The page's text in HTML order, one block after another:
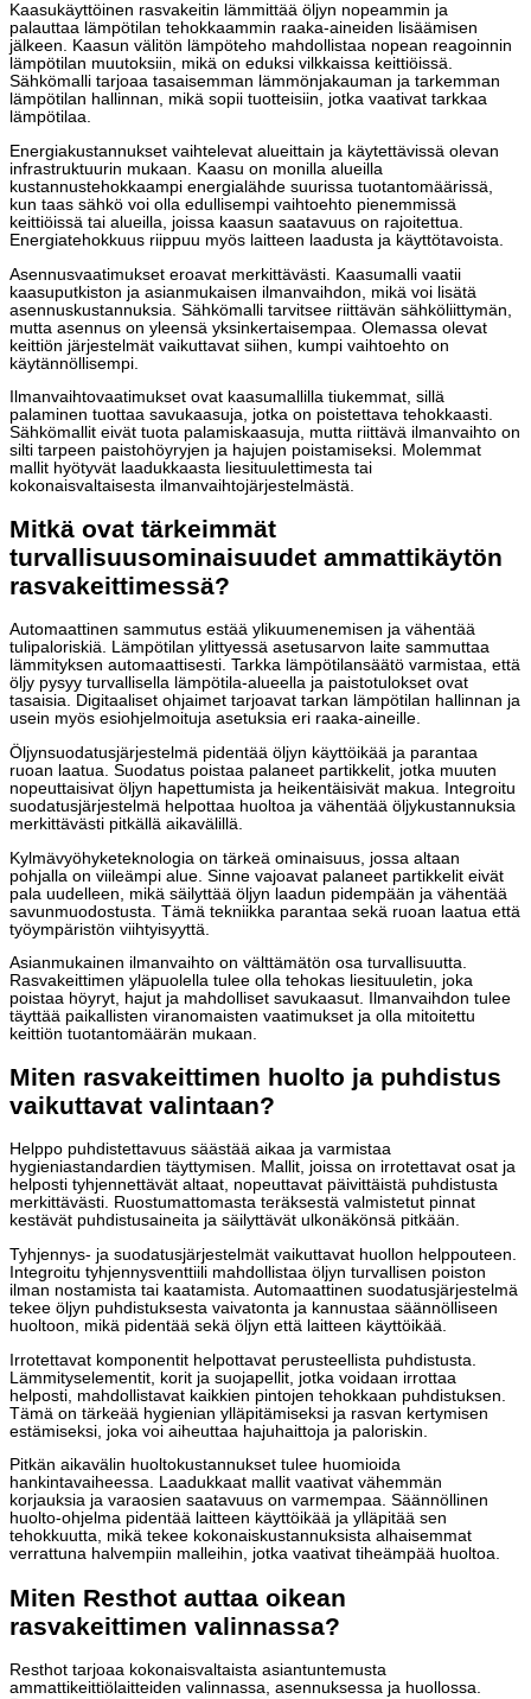
Kaasukäyttöinen rasvakeitin lämmittää öljyn nopeammin ja
palauttaa lämpötilan tehokkaammin raaka-aineiden lisäämisen
jälkeen. Kaasun välitön lämpöteho mahdollistaa nopean reagoinnin
lämpötilan muutoksiin, mikä on eduksi vilkkaissa keittiöissä.
Sähkömalli tarjoaa tasaisemman lämmönjakauman ja tarkemman
lämpötilan hallinnan, mikä sopii tuotteisiin, jotka vaativat tarkkaa
lämpötilaa.
Energiakustannukset vaihtelevat alueittain ja käytettävissä olevan
infrastruktuurin mukaan. Kaasu on monilla alueilla
kustannustehokkaampi energialähde suurissa tuotantomäärissä,
kun taas sähkö voi olla edullisempi vaihtoehto pienemmissä
keittiöissä tai alueilla, joissa kaasun saatavuus on rajoitettua.
Energiatehokkuus riippuu myös laitteen laadusta ja käyttötavoista.
Asennusvaatimukset eroavat merkittävästi. Kaasumalli vaatii
kaasuputkiston ja asianmukaisen ilmanvaihdon, mikä voi lisätä
asennuskustannuksia. Sähkömalli tarvitsee riittävän sähköliittymän,
mutta asennus on yleensä yksinkertaisempaa. Olemassa olevat
keittiön järjestelmät vaikuttavat siihen, kumpi vaihtoehto on
käytännöllisempi.
Ilmanvaihtovaatimukset ovat kaasumallilla tiukemmat, sillä
palaminen tuottaa savukaasuja, jotka on poistettava tehokkaasti.
Sähkömallit eivät tuota palamiskaasuja, mutta riittävä ilmanvaihto on
silti tarpeen paistohöyryjen ja hajujen poistamiseksi. Molemmat
mallit hyötyvät laadukkaasta liesituulettimesta tai
kokonaisvaltaisesta ilmanvaihtojärjestelmästä.
Mitkä ovat tärkeimmät
turvallisuusominaisuudet ammattikäytön
rasvakeittimessä?
Automaattinen sammutus estää ylikuumenemisen ja vähentää
tulipaloriskiä. Lämpötilan ylittyessä asetusarvon laite sammuttaa
lämmityksen automaattisesti. Tarkka lämpötilansäätö varmistaa, että
öljy pysyy turvallisella lämpötila-alueella ja paistotulokset ovat
tasaisia. Digitaaliset ohjaimet tarjoavat tarkan lämpötilan hallinnan ja
usein myös esiohjelmoituja asetuksia eri raaka-aineille.
Öljynsuodatusjärjestelmä pidentää öljyn käyttöikää ja parantaa
ruoan laatua. Suodatus poistaa palaneet partikkelit, jotka muuten
nopeuttaisivat öljyn hapettumista ja heikentäisivät makua. Integroitu
suodatusjärjestelmä helpottaa huoltoa ja vähentää öljykustannuksia
merkittävästi pitkällä aikavälillä.
Kylmävyöhyketeknologia on tärkeä ominaisuus, jossa altaan
pohjalla on viileämpi alue. Sinne vajoavat palaneet partikkelit eivät
pala uudelleen, mikä säilyttää öljyn laadun pidempään ja vähentää
savunmuodostusta. Tämä tekniikka parantaa sekä ruoan laatua että
työympäristön viihtyisyyttä.
Asianmukainen ilmanvaihto on välttämätön osa turvallisuutta.
Rasvakeittimen yläpuolella tulee olla tehokas liesituuletin, joka
poistaa höyryt, hajut ja mahdolliset savukaasut. Ilmanvaihdon tulee
täyttää paikallisten viranomaisten vaatimukset ja olla mitoitettu
keittiön tuotantomäärän mukaan.
Miten rasvakeittimen huolto ja puhdistus
vaikuttavat valintaan?
Helppo puhdistettavuus säästää aikaa ja varmistaa
hygieniastandardien täyttymisen. Mallit, joissa on irrotettavat osat ja
helposti tyhjennettävät altaat, nopeuttavat päivittäistä puhdistusta
merkittävästi. Ruostumattomasta teräksestä valmistetut pinnat
kestävät puhdistusaineita ja säilyttävät ulkonäkönsä pitkään.
Tyhjennys- ja suodatusjärjestelmät vaikuttavat huollon helppouteen.
Integroitu tyhjennysventtiili mahdollistaa öljyn turvallisen poiston
ilman nostamista tai kaatamista. Automaattinen suodatusjärjestelmä
tekee öljyn puhdistuksesta vaivatonta ja kannustaa säännölliseen
huoltoon, mikä pidentää sekä öljyn että laitteen käyttöikää.
Irrotettavat komponentit helpottavat perusteellista puhdistusta.
Lämmityselementit, korit ja suojapellit, jotka voidaan irrottaa
helposti, mahdollistavat kaikkien pintojen tehokkaan puhdistuksen.
Tämä on tärkeää hygienian ylläpitämiseksi ja rasvan kertymisen
estämiseksi, joka voi aiheuttaa hajuhaittoja ja paloriskin.
Pitkän aikavälin huoltokustannukset tulee huomioida
hankintavaiheessa. Laadukkaat mallit vaativat vähemmän
korjauksia ja varaosien saatavuus on varmempaa. Säännöllinen
huolto-ohjelma pidentää laitteen käyttöikää ja ylläpitää sen
tehokkuutta, mikä tekee kokonaiskustannuksista alhaisemmat
verrattuna halvempiin malleihin, jotka vaativat tiheämpää huoltoa.
Miten Resthot auttaa oikean
rasvakeittimen valinnassa?
Resthot tarjoaa kokonaisvaltaista asiantuntemusta
ammattikeittiölaitteiden valinnassa, asennuksessa ja huollossa.